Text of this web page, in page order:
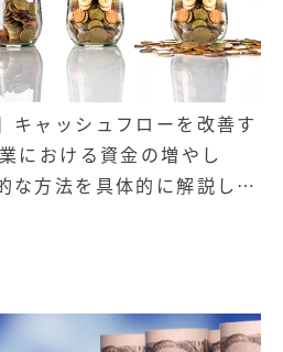
キャッシュフローを改善す
における資金の増やし
な方法を具体的に解説しま